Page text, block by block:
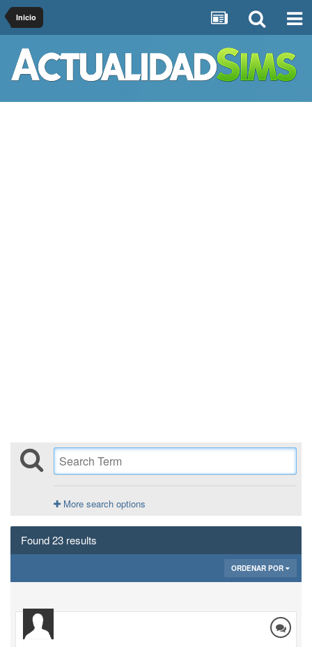
Inicio
More search options
Found 23 results
ORDENAR POR